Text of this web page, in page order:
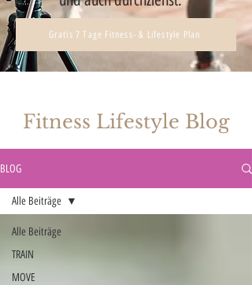
Gratis 7 Tage Fitness- & Lifestyle Plan
Fitness Lifestyle Blog
BLOG
Alle Beiträge
TRAIN
MOVE
Alle Beiträge